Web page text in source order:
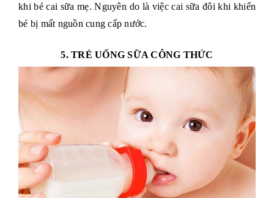
khi bé cai sữa mẹ. Nguyên do là việc cai sữa đôi khi khiến
bé bị mất nguồn cung cấp nước.
5. TRẺ UỐNG SỮA CÔNG THỨC